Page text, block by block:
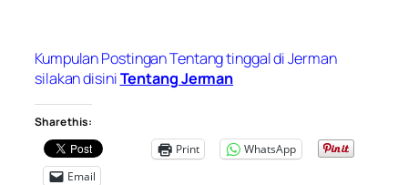
Kumpulan Postingan Tentang tinggal di Jerman
silakan disiniTentang Jerman
Share this:
Print
WhatsApp
Email